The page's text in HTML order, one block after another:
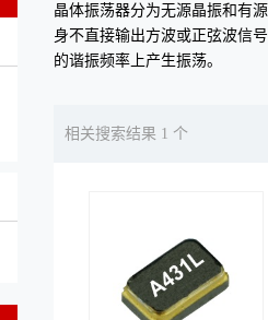
晶体振荡器分为无源晶振和有
身不直接输出方波或正弦波信
的谐振频率上产生振荡。
相关搜索结果 1 个